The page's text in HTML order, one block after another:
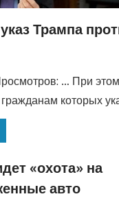
Трампа
… При
гражданам которых
«охота» на
авто